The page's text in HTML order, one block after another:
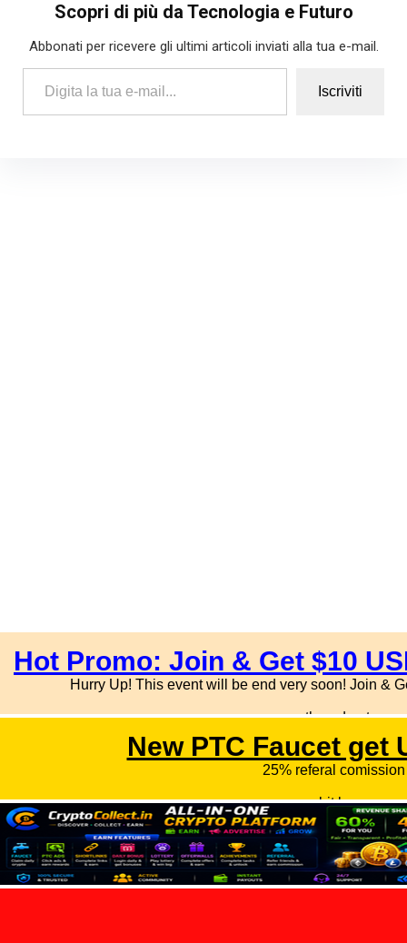
Scopri di più da Tecnologia e Futuro
Abbonati per ricevere gli ultimi articoli inviati alla tua e-mail.
Digita la tua e-mail...
Iscriviti